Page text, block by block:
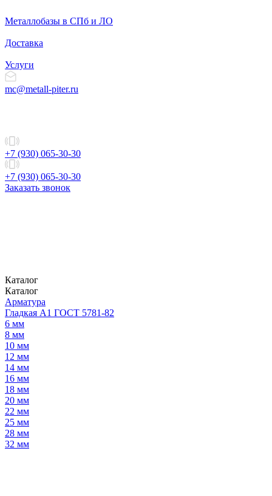
Металлобазы в СПб и ЛО
Доставка
Услуги
mc@metall-piter.ru
+7 (930) 065-30-30
+7 (930) 065-30-30
Заказать звонок
Каталог
Каталог
Арматура
Гладкая А1 ГОСТ 5781-82
6 мм
8 мм
10 мм
12 мм
14 мм
16 мм
18 мм
20 мм
22 мм
25 мм
28 мм
32 мм